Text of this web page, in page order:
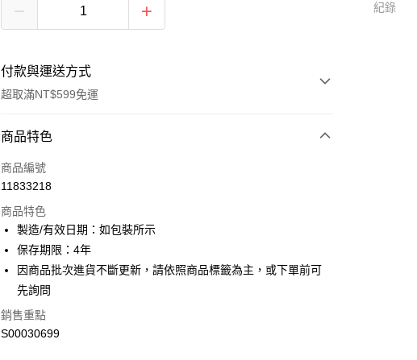
付款與運送方式
超取滿NT$599免運
付款方式
信用卡一次付款
LINE Pay
Apple Pay
街口支付
全盈+PAY
商品特色
商品編號
11833218
商品特色
製造/有效日期：如包裝所示
保存期限：4年
因商品批次進貨不斷更新，請依照商品標籤為主，或下單前可
先詢問
銷售重點
S00030699
紀錄